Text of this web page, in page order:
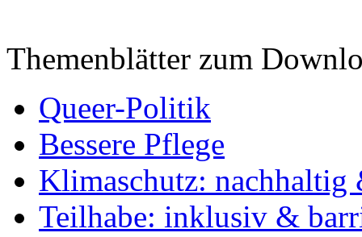
Themenblätter zum
Queer-Politik
Bessere Pflege
Klimaschutz: nachhaltig
Teilhabe: inklusiv &